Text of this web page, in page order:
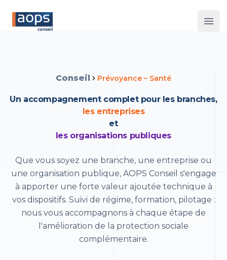
Les
Conseil Prévoyance – Santé
Un accompagnement complet pour les branches,
les entreprises
et
les organisations publiques
Que vous soyez une branche, une entreprise ou
une organisation publique, AOPS Conseil s'engage
à apporter une forte valeur ajoutée technique à
vos dispositifs. Suivi de régime, formation, pilotage :
nous vous accompagnons à chaque étape de
l'amélioration de la protection sociale
complémentaire.